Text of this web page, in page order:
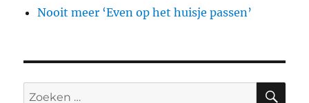
Nooit meer ‘Even op het huisje passen’
Zoeken